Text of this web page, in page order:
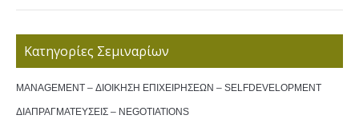
Κατηγορίες Σεμιναρίων
MANAGEMENT – ΔΙΟΙΚΗΣΗ ΕΠΙΧΕΙΡΗΣΕΩΝ – SELFDEVELOPMENT
ΔΙΑΠΡΑΓΜΑΤΕΥΣΕΙΣ – NEGOTIATIONS